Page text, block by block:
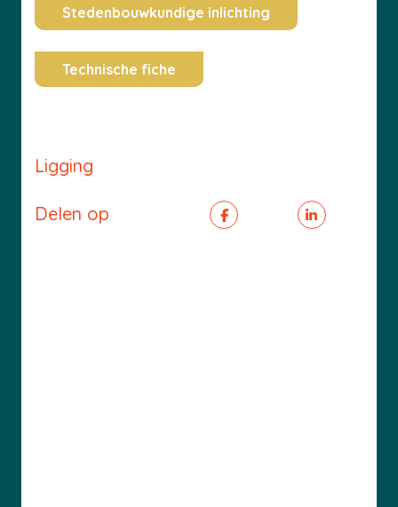
Stedenbouwkundige inlichting
Technische fiche
Ligging
Delen op